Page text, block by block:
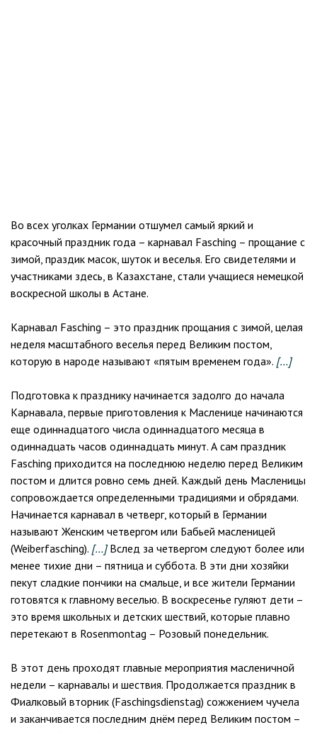
Во всех уголках Германии отшумел самый яркий и
красочный праздник года – карнавал Fasching – прощание с
зимой, праздик масок, шуток и веселья. Его свидетелями и
участниками здесь, в Казахстане, стали учащиеся немецкой
воскресной школы в Астане.
Карнавал Fasching – это праздник прощания с зимой, целая
неделя масштабного веселья перед Великим постом,
которую в народе называют «пятым временем года». […]
Подготовка к празднику начинается задолго до начала
Карнавала, первые приготовления к Масленице начинаются
еще одиннадцатого числа одиннадцатого месяца в
одиннадцать часов одиннадцать минут. А сам праздник
Fasching приходится на последнюю неделю перед Великим
постом и длится ровно семь дней. Каждый день Масленицы
сопровождается определенными традициями и обрядами.
Начинается карнавал в четверг, который в Германии
называют Женским четвергом или Бабьей масленицей
(Weiberfasching). […]Вслед за четвергом следуют более или
менее тихие дни – пятница и суббота. В эти дни хозяйки
пекут сладкие пончики на смальце, и все жители Германии
готовятся к главному веселью. В воскресенье гуляют дети –
это время школьных и детских шествий, которые плавно
перетекают в Rosenmontag – Розовый понедельник.
В этот день проходят главные мероприятия масленичной
недели – карнавалы и шествия. Продолжается праздник в
Фиалковый вторник (Faschingsdienstag) сожжением чучела
и заканчивается последним днём перед Великим постом –